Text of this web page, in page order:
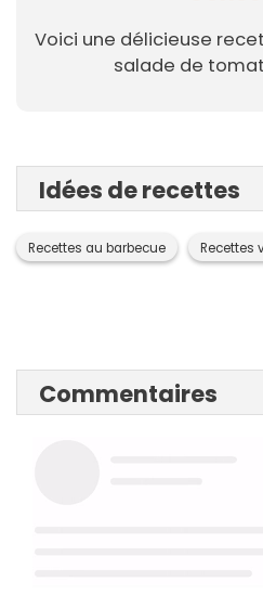
Voici une délicieuse
salade de
Idées de recettes
Recettes au barbecue Recettes
Commentaires